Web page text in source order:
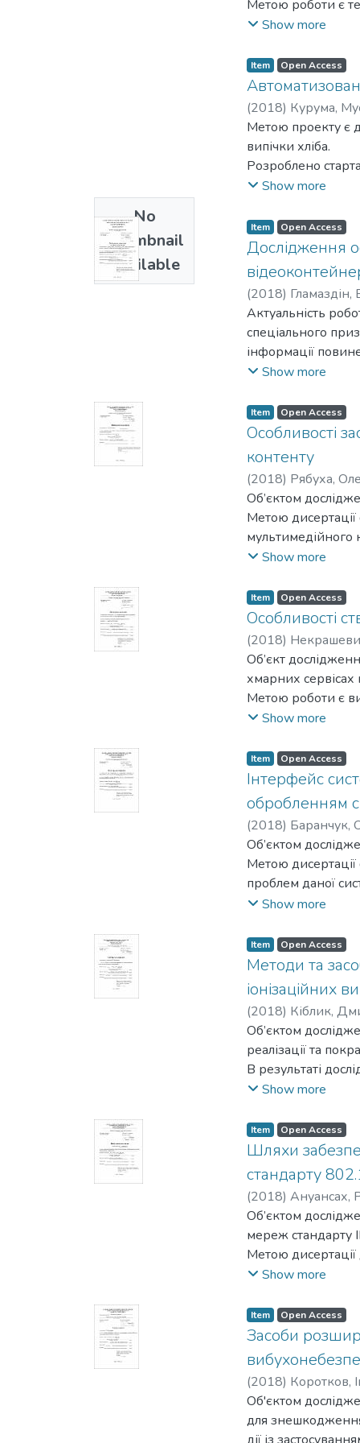
Метою роботи є
визначення
значення джитера
солітонних ВОСП
Результати
які
км, відстань
лінійних
Гордона – Хауса.
Show more
No
Thumbnail
Available
Item Open Access
(2018) Курума,
Метою проекту є
випічки хліба.
Розроблено
засобами».
типових схем
використання ОТ
отримані
матеріалу має
Show more
Item Open Access
Дослідження
(2018)
Актуальність
спеціального
інформації
комп'ютерна
Стеганографічні
приховуванні
Метою роботи є
стеганоканала та
Для досягнення
- проаналізувати
- розглянути
контейнера;
Show more
Item Open Access
Особливості
контенту
(2018) Рябуха,
Об’єктом
Метою
мультимедійного
В результаті
алгоритми
полум’я в
Show more
Item Open Access
Особливості
(2018)
Об’єкт
хмарних
Метою роботи є
технологіях,
та Magix Music
засобів та
Show more
Item Open Access
Інтерфейс
обробленням
(2018) Баранчук,
Об’єктом
Метою
проблем даної
часовим
формування
просторово-
Предметом
сигналів.
Методи
ПЧОС, теорії
безпроводового
підходу до
аналітичної
Show more
Item Open Access
Методи та
іонізаційних
(2018) Кіблик,
Об’єктом
реалізації та
В результаті
матеріали,
Метою
покращення їх
головних переваг
Результатом
рівні 1,0, 10,0,
Show more
Item Open Access
Шляхи
стандарту
(2018) Ануансах,
Об’єктом
мереж стандарту
Метою дисертації
параметрів
мультимедійного
Результатом
функціонування
ефективності
інтервалів AIFS
реальної
Предметом
Show more
Item Open Access
Засоби
(2018) Коротков,
Об'єктом
для